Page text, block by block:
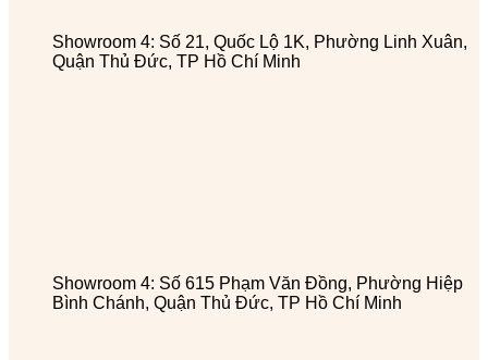
Showroom 4: Số 21, Quốc Lộ 1K, Phường Linh Xuân,
Quận Thủ Đức, TP Hồ Chí Minh
Showroom 4: Số 615 Phạm Văn Đồng, Phường Hiệp
Bình Chánh, Quận Thủ Đức, TP Hồ Chí Minh